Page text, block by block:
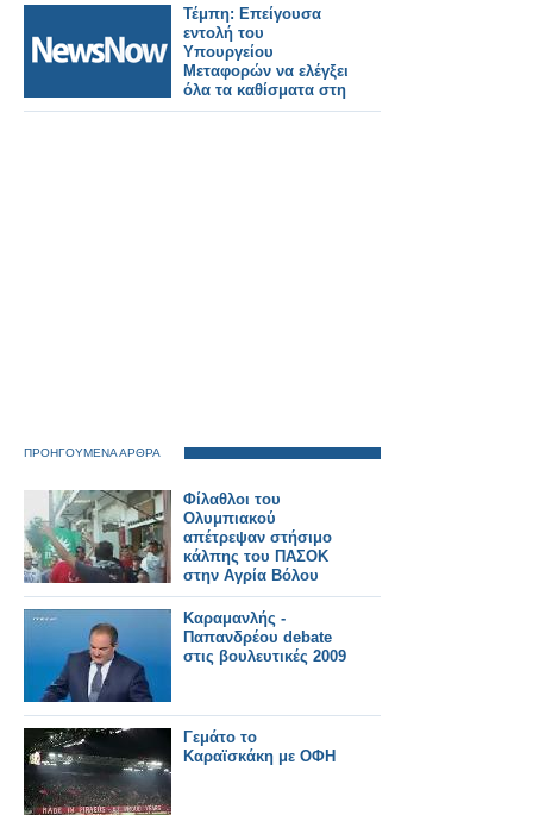
Τέμπη: Επείγουσα
εντολή του
Υπουργείου
Μεταφορών να ελέγξει
όλα τα καθίσματα στη
Hellenic Train
ΠΡΟΗΓΟΥΜΕΝΑ ΑΡΘΡΑ
Φίλαθλοι του
Ολυμπιακού
απέτρεψαν στήσιμο
κάλπης του ΠΑΣΟΚ
στην Αγρία Βόλου
Καραμανλής -
Παπανδρέου debate
στις βουλευτικές 2009
Γεμάτο το
Καραϊσκάκη με ΟΦΗ